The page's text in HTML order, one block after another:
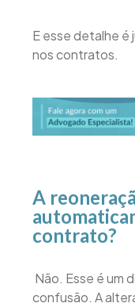
E esse detalhe é
nos contratos.
A
contrato?
Não. Esse é um
confusão. A